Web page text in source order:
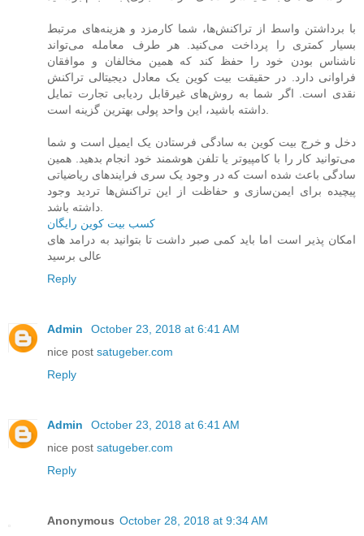
با برداشتن واسط از تراکنش‌ها، شما کارمزد و هزینه‌های مرتبط
بسیار کمتری را پرداخت می‌کنید. هر طرف معامله می‌تواند
ناشناس بودن خود را حفظ کند که همین مخالفان و موافقان
فراوانی دارد. در حقیقت بیت‌ کوین یک معادل دیجیتالی تراکنش
نقدی است. اگر شما به روش‌های غیرقابل ردیابی تجارت تمایل
دخل و خرج بیت‌ کوین به سادگی فرستادن یک ایمیل است و شما
می‌توانید کار را با کامپیوتر یا تلفن هوشمند خود انجام بدهید. همین
سادگی باعث شده است که در وجود یک سری فرایندهای ریاضیاتی
پیچیده برای ایمن‌سازی و حفاظت از این تراکنش‌ها تردید وجود
کسب بیت کوین رایگان
امکان پذیر است اما باید کمی صبر داشت تا بتوانید به درامد های
عالی برسید
Reply
Admin
October 23, 2018 at 6:41 AM
nice post satugeber.com
Reply
Admin
October 23, 2018 at 6:41 AM
nice post satugeber.com
Reply
Anonymous October 28, 2018 at 9:34 AM